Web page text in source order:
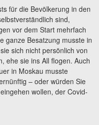
für die Bevölkerung in den
sind,
vor dem Start mehrfach
ganze Besatzung musste in
sich nicht persönlich von
ehe sie ins All flogen. Auch
in Moskau musste
– oder würden Sie
wollen, der Covid-